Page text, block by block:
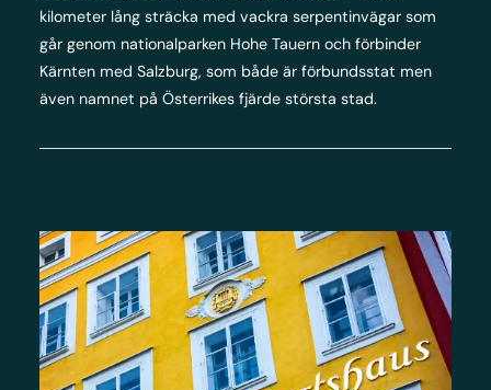
kilometer lång sträcka med vackra serpentinvägar som
går genom nationalparken Hohe Tauern och förbinder
Kärnten med Salzburg, som både är förbundsstat men
även namnet på Österrikes fjärde största stad.